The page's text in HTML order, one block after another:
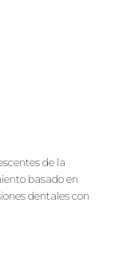
de la
basado en
dentales con